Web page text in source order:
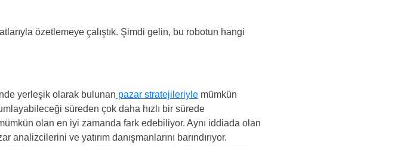
özetlemeye çalıştık. Şimdi gelin, bu robotun hangi
yerleşik olarak bulunan pazar stratejileriyle mümkün
süreden çok daha hızlı bir sürede
olan en iyi zamanda fark edebiliyor. Aynı iddiada olan
ve yatırım danışmanlarını barındırıyor.